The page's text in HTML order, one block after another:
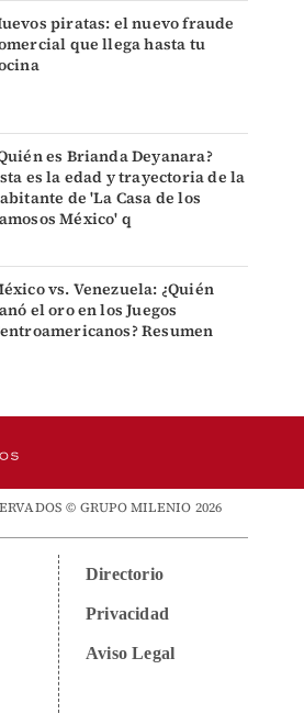
piratas: el nuevo fraude
que llega hasta tu
es Brianda Deyanara?
es la edad y trayectoria de la
de 'La Casa de los
México' q
vs. Venezuela: ¿Quién
el oro en los Juegos
Resumen
© GRUPO MILENIO 2026
Directorio
Privacidad
Aviso Legal